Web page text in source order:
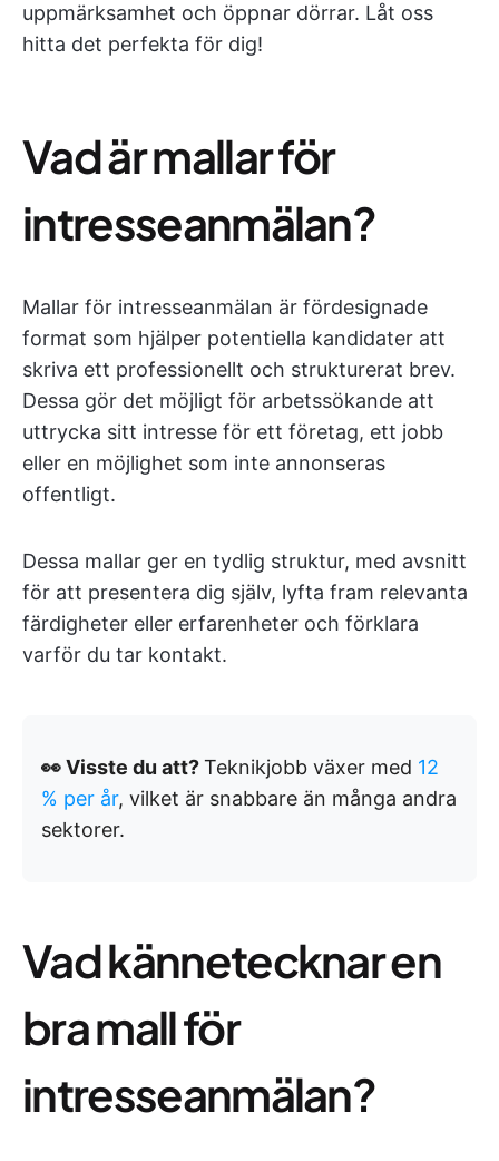
uppmärksamhet och öppnar dörrar. Låt oss
hitta det perfekta för dig!
Vad är mallar för
intresseanmälan?
Mallar för intresseanmälan är fördesignade
format som hjälper potentiella kandidater att
skriva ett professionellt och strukturerat brev.
Dessa gör det möjligt för arbetssökande att
uttrycka sitt intresse för ett företag, ett jobb
eller en möjlighet som inte annonseras
offentligt.
Dessa mallar ger en tydlig struktur, med avsnitt
för att presentera dig själv, lyfta fram relevanta
färdigheter eller erfarenheter och förklara
varför du tar kontakt.
👀 Visste du att?Teknikjobb växer med 12
% per år, vilket är snabbare än många andra
sektorer.
Vad kännetecknar en
bra mall för
intresseanmälan?